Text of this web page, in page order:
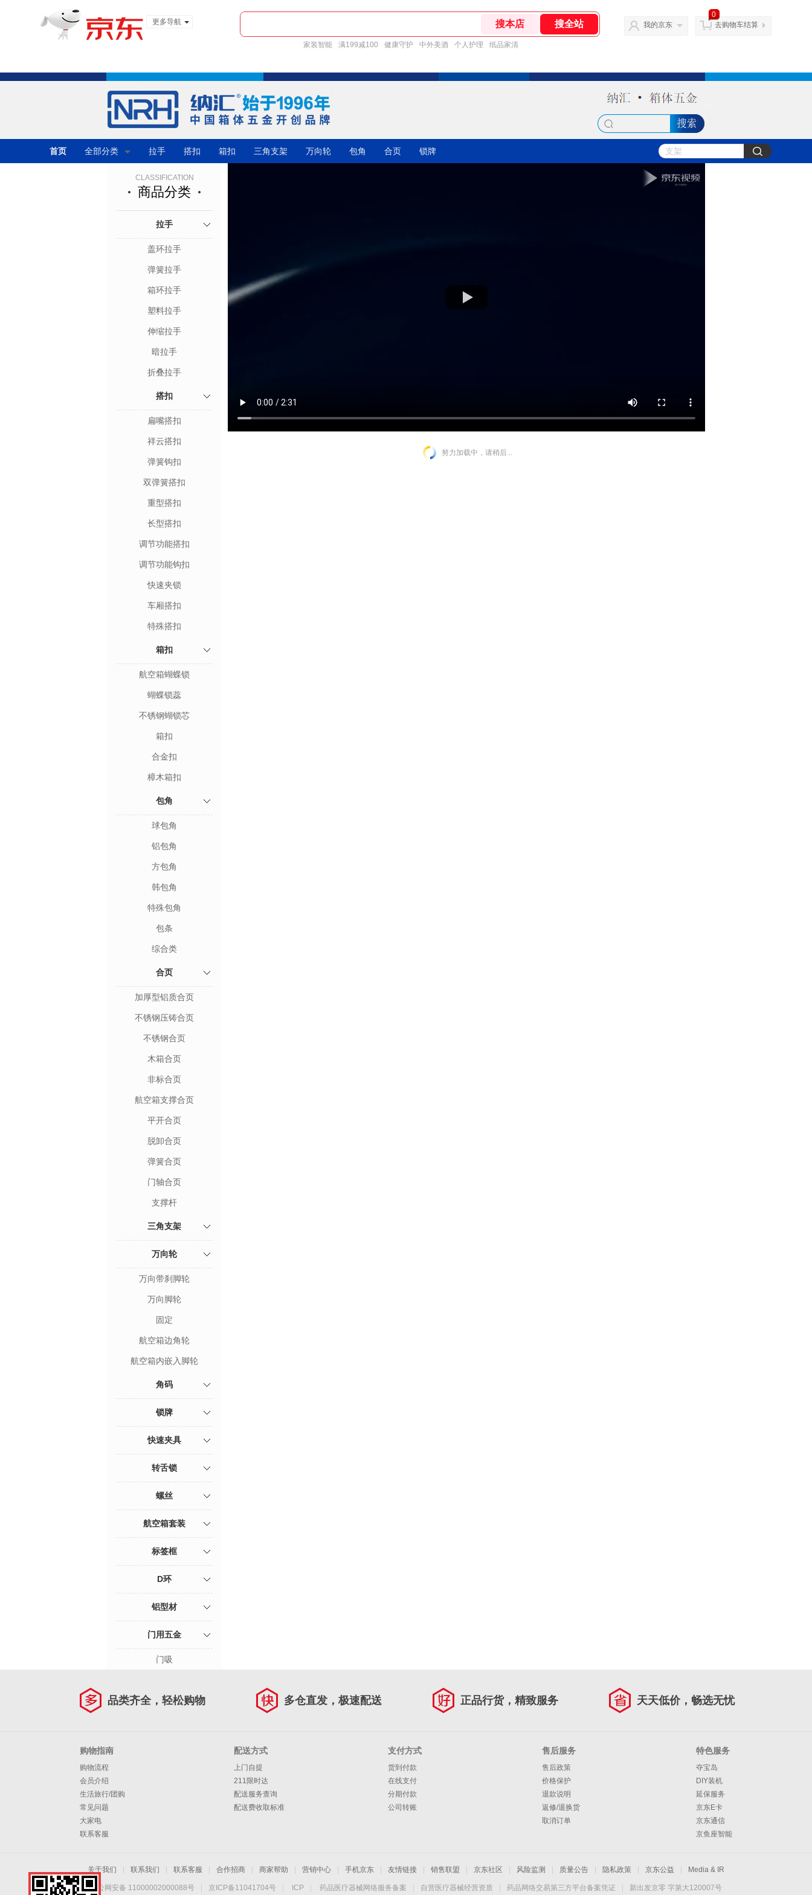
更多导航
家装智能 满199减100 健康守护 中外美酒 个人护理 纸品家清
我的京东
0
去购物车结算
首页 全部分类 拉手 搭扣 箱扣 三角支架 万向轮 包角 合页 锁牌
CLASSIFICATION
商品分类
拉手
盖环拉手
弹簧拉手
箱环拉手
塑料拉手
伸缩拉手
暗拉手
折叠拉手
搭扣
扁嘴搭扣
祥云搭扣
弹簧钩扣
双弹簧搭扣
重型搭扣
长型搭扣
调节功能搭扣
调节功能钩扣
快速夹锁
车厢搭扣
特殊搭扣
箱扣
航空箱蝴蝶锁
蝴蝶锁蕊
不锈钢蝴锁芯
箱扣
合金扣
樟木箱扣
包角
球包角
铝包角
方包角
韩包角
特殊包角
包条
综合类
合页
加厚型铝质合页
不锈钢压铸合页
不锈钢合页
木箱合页
非标合页
航空箱支撑合页
平开合页
脱卸合页
弹簧合页
门轴合页
支撑杆
三角支架
万向轮
万向带刹脚轮
万向脚轮
固定
航空箱边角轮
航空箱内嵌入脚轮
角码
锁牌
快速夹具
转舌锁
螺丝
航空箱套装
标签框
D环
铝型材
门用五金
门吸
努力加载中，请稍后...
品类齐全，轻松购物 多仓直发，极速配送 正品行货，精致服务 天天低价，畅选无忧
购物指南
购物流程
会员介绍
生活旅行/团购
常见问题
大家电
联系客服
配送方式
上门自提
211限时达
配送服务查询
配送费收取标准
支付方式
货到付款
在线支付
分期付款
公司转账
售后服务
售后政策
价格保护
退款说明
返修/退换货
取消订单
特色服务
夺宝岛
DIY装机
延保服务
京东E卡
京东通信
京鱼座智能
关于我们 联系我们 联系客服 合作招商 商家帮助 营销中心 手机京东 友情链接 销售联盟 京东社区 风险监测 质量公告 隐私政策 京东公益 Media & IR
京公网安备 11000002000088号 京ICP备11041704号 ICP 药品医疗器械网络服务备案 自营医疗器械经营资质 药品网络交易第三方平台备案凭证 新出发京零 字第大120007号